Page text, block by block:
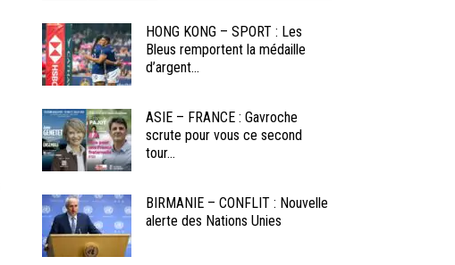
HONG KONG – SPORT : Les
Bleus remportent la médaille
d’argent...
ASIE – FRANCE : Gavroche
scrute pour vous ce second
tour...
BIRMANIE – CONFLIT : Nouvelle
alerte des Nations Unies